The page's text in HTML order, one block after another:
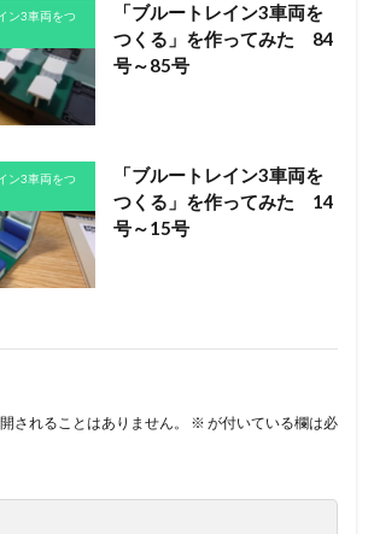
ン3車両をつ
「ブルートレイン3車両を
つくる」を作ってみた 84
号～85号
ン3車両をつ
「ブルートレイン3車両を
つくる」を作ってみた 14
号～15号
されることはありません。 ※ が付いている欄は必